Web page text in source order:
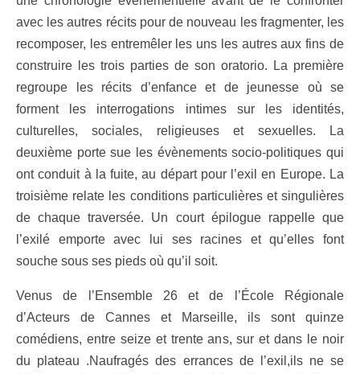
avec les autres récits pour de nouveau les fragmenter, les
recomposer, les entremêler les uns les autres aux fins de
construire les trois parties de son oratorio. La première
regroupe les récits d’enfance et de jeunesse où se
forment les interrogations intimes sur les identités,
culturelles, sociales, religieuses et sexuelles. La
deuxième porte sue les évènements socio-politiques qui
ont conduit à la fuite, au départ pour l’exil en Europe. La
troisième relate les conditions particulières et singulières
de chaque traversée. Un court épilogue rappelle que
l’exilé emporte avec lui ses racines et qu’elles font
souche sous ses pieds où qu’il soit.
Venus de l’Ensemble 26 et de l’École Régionale
d’Acteurs de Cannes et Marseille, ils sont quinze
comédiens, entre seize et trente ans, sur et dans le noir
du plateau .Naufragés des errances de l’exil,i ls ne se